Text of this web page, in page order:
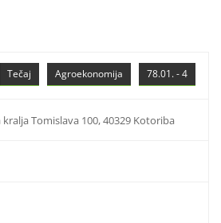
78.01. - 4
Agroekonomija
Tečaj
Tomislava 100, 40329 Kotoriba